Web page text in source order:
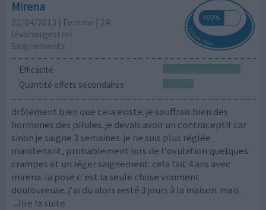
Mirena
02/04/2013 | Femme | 24
lévonorgestrel
Saignements
Efficacité
Quantité effets secondaires
drôlement bien que cela existe. je souffrais bien des
hormones des pilules. je devais avoir un contraceptif car
sinon je saigne 3 semaines. je ne suis plus réglée
maintenant, probablement lors de l'ovulation quelques
crampes et un léger saignement. cela fait 4 ans avec
mirena. la pose c'est la seule chose vraiment
douloureuse. j'ai du alors resté 3 jours à la maison. mais
...lire la suite